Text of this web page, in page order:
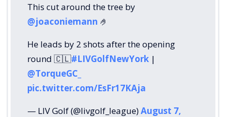
This cut around the tree by
@joaconiemann 🤌
He leads by 2 shots after the opening
round 🇨🇱#LIVGolfNewYork |
@TorqueGC_
pic.twitter.com/EsFr17KAja
— LIV Golf (@livgolf_league)August 7,